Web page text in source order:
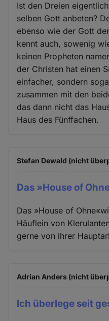
Ist den Dreien
selben Gott anbeten?
ebenso wie der Gott
kennt auch, sowenig
keinen Propheten
der Christen hat einen
einfacher, sondern
zusammen mit den
das dann nicht das
Haus des Fünffachen.
Stefan Dewald (nicht
Das »House of
Das »House of
Häuflein von
gerne von ihrer
Adrian Anders (nicht
Ich überlege seit